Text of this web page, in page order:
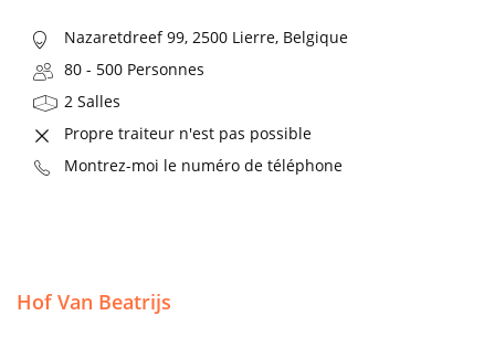
Nazaretdreef 99, 2500 Lierre, Belgique
80 - 500 Personnes
2 Salles
Propre traiteur n'est pas possible
Montrez-moi le numéro de téléphone
Hof Van Beatrijs